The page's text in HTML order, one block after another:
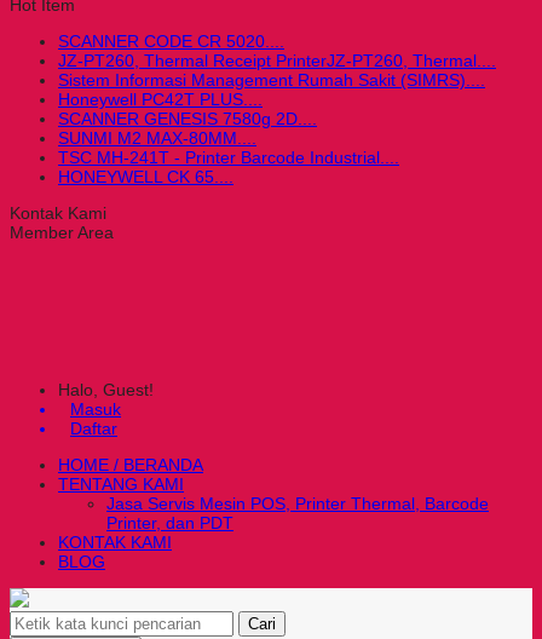
Hot Item
SCANNER CODE CR 5020....
JZ-PT260, Thermal Receipt PrinterJZ-PT260, Thermal....
Sistem Informasi Management Rumah Sakit (SIMRS)....
Honeywell PC42T PLUS....
SCANNER GENESIS 7580g 2D....
SUNMI M2 MAX-80MM....
TSC MH-241T - Printer Barcode Industrial....
HONEYWELL CK 65....
Kontak Kami
Member Area
Halo, Guest!
Masuk
Daftar
HOME / BERANDA
TENTANG KAMI
Jasa Servis Mesin POS, Printer Thermal, Barcode
Printer, dan PDT
KONTAK KAMI
BLOG
Cari